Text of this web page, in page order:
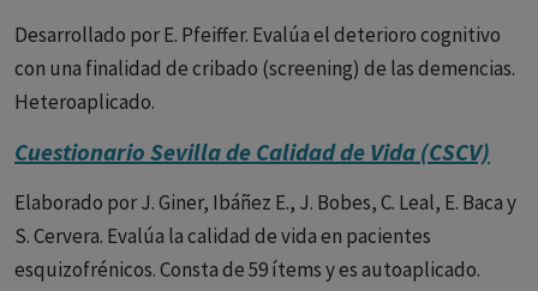
Desarrollado por E. Pfeiffer. Evalúa el deterioro cognitivo
con una finalidad de cribado (screening) de las demencias.
Heteroaplicado.
Cuestionario Sevilla de Calidad de Vida (CSCV)
Elaborado por J. Giner, Ibáñez E., J. Bobes, C. Leal, E. Baca y
S. Cervera. Evalúa la calidad de vida en pacientes
esquizofrénicos. Consta de 59 ítems y es autoaplicado.